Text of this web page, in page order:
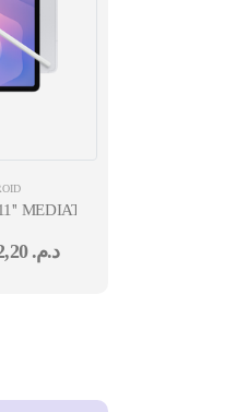
MEDIATEK- 12 GO 256 GO
د.م. 10.072,20